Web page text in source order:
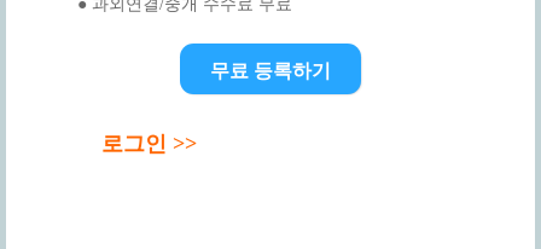
● 과외연결/중개 수수료 무료
무료 등록하기
로그인 >>